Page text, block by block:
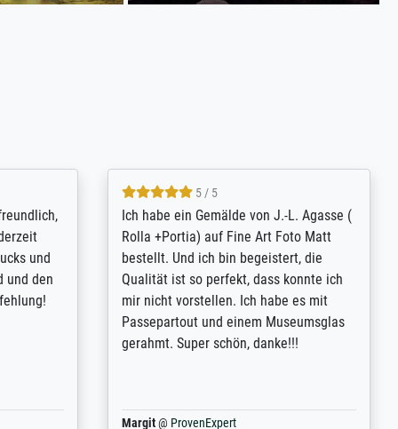
is
go-to
on -
4.8 / 5
Qualité absolument irréprochable.
Extraordinaire diversité des thèmes
abordés et personnalisation des
demandes (recadrage, réajustement des
couleurs). Relation clientèle parfaite.
Transport, réception sans aucun
problème. Merci à toute l'équipe ! Hervé
Anonym@ProvenExpert